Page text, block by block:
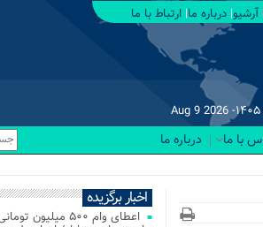
آرشیو درباره ما ارتباط با ما
Aug 9 2026
با ما درباره ما
اخبار برگزیده